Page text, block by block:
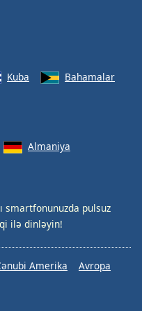
Kuba
Bahamalar
Almaniya
smartfonunuzda pulsuz
ilə dinləyin!
Amerika
Avropa